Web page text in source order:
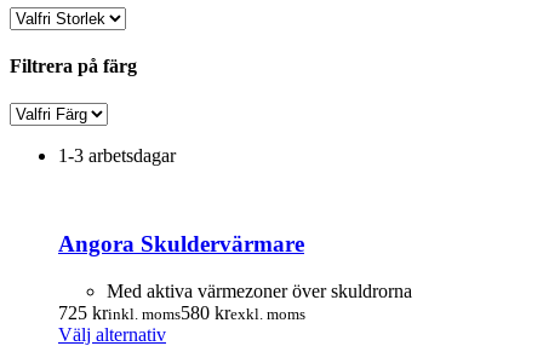
Filtrera på färg
1-3 arbetsdagar
Angora Skuldervärmare
Med aktiva värmezoner över skuldrorna
725 krinkl. moms580 krexkl. moms
Välj alternativDen